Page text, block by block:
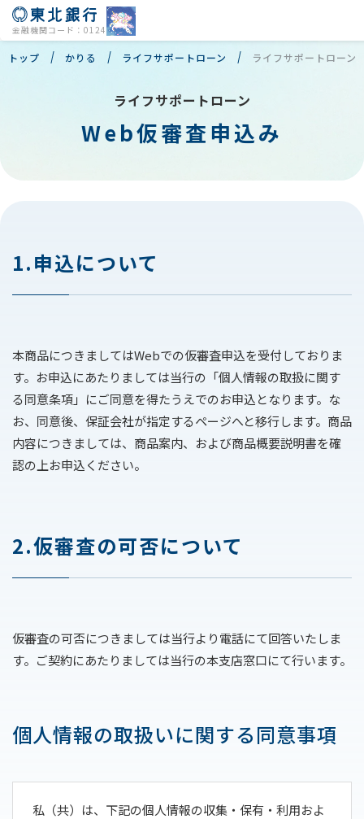
金融機関コード：0124
法人のお客様
株主・投資家の皆様
採用情報
トップ かりる ライフサポートローン ライフサポートローン
ライフサポートローン
Web仮審査申込み
1.申込について
本商品につきましてはWebでの仮審査申込を受付しておりま
す。お申込にあたりましては当行の「個人情報の取扱に関す
る同意条項」にご同意を得たうえでのお申込となります。な
お、同意後、保証会社が指定するページへと移行します。商品
内容につきましては、商品案内、および商品概要説明書を確
認の上お申込ください。
2.仮審査の可否について
仮審査の可否につきましては当行より電話にて回答いたしま
す。ご契約にあたりましては当行の本支店窓口にて行います。
個人情報の取扱いに関する同意事項
私（共）は、下記の個人情報の収集・保有・利用およ